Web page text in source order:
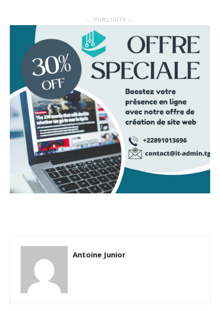
― PUBLICITE ―
Antoine Junior